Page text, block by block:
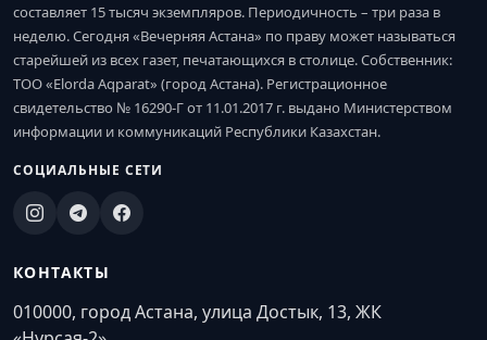
составляет 15 тысяч экземпляров. Периодичность – три раза в
неделю. Сегодня «Вечерняя Астана» по праву может называться
старейшей из всех газет, печатающихся в столице. Собственник:
ТОО «Elorda Aqparat» (город Астана). Регистрационное
свидетельство № 16290-Г от 11.01.2017 г. выдано Министерством
информации и коммуникаций Республики Казахстан.
СОЦИАЛЬНЫЕ СЕТИ
КОНТАКТЫ
010000, город Астана, улица Достык, 13, ЖК